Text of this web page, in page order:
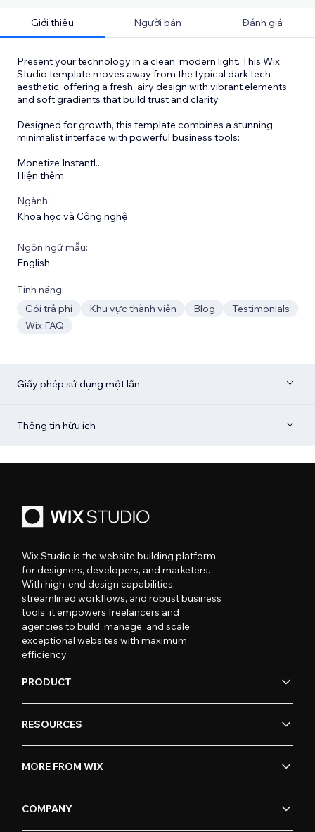
Giới thiệu Người bán Đánh giá
Present your technology in a clean, modern light. This Wix
Studio template moves away from the typical dark tech
aesthetic, offering a fresh, airy design with vibrant elements
and soft gradients that build trust and clarity.
Designed for growth, this template combines a stunning
minimalist interface with powerful business tools:
Monetize Instantl...
Hiện thêm
Ngành:
Khoa học và Công nghệ
Ngôn ngữ mẫu:
English
Tính năng:
Gói trả phí
Khu vực thành viên Blog
Testimonials
Wix FAQ
Giấy phép sử dụng một lần
Thông tin hữu ích
Wix Studio is the website building platform
for designers, developers, and marketers.
With high-end design capabilities,
streamlined workflows, and robust business
tools, it empowers freelancers and
agencies to build, manage, and scale
exceptional websites with maximum
efficiency.
PRODUCT
RESOURCES
MORE FROM WIX
COMPANY